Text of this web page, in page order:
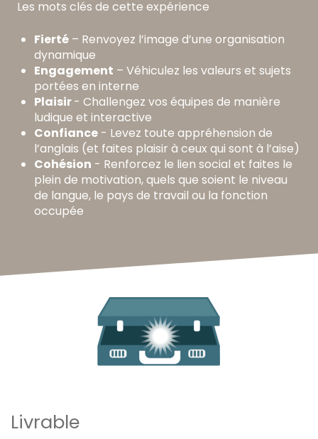
Les mots clés de cette expérience
Fierté – Renvoyez l’image d’une organisation
dynamique
Engagement – Véhiculez les valeurs et sujets
portées en interne
Plaisir- Challengez vos équipes de manière
ludique et interactive
Confiance - Levez toute appréhension de
l’anglais (et faites plaisir à ceux qui sont à l’aise)
Cohésion - Renforcez le lien social et faites le
plein de motivation, quels que soient le niveau
de langue, le pays de travail ou la fonction
occupée
Livrable